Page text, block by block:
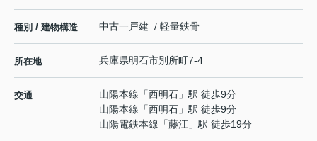
種別 / 建物構造 中古一戸建 / 軽量鉄骨
所在地 兵庫県明石市別所町7-4
交通 山陽本線 「西明石 」駅 徒歩9分
山陽本線 「西明石 」駅 徒歩9分
山陽電鉄本線 「藤江 」駅 徒歩19分